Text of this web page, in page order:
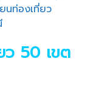
นท่องเที่ยว
ว 50 เขต